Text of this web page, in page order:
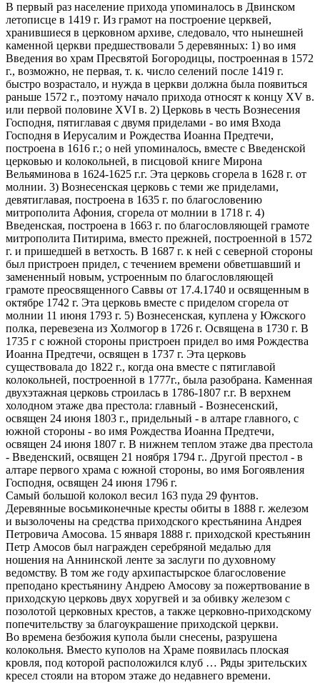
В первый раз население прихода упоминалось в Двинском
летописце в 1419 г. Из грамот на построение церквей,
хранившиеся в церковном архиве, следовало, что нынешней
каменной церкви предшествовали 5 деревянных: 1) во имя
Введения во храм Пресвятой Богородицы, построенная в 1572
г., возможно, не первая, т. к. число селений после 1419 г.
быстро возрастало, и нужда в церкви должна была появиться
раньше 1572 г., поэтому начало прихода относят к концу XV в.
или первой половине XVI в. 2) Церковь в честь Вознесения
Господня, пятиглавая с двумя приделами - во имя Входа
Господня в Иерусалим и Рождества Иоанна Предтечи,
построена в 1616 г.; о ней упоминалось, вместе с Введенской
церковью и колокольней, в писцовой книге Мирона
Вельяминова в 1624-1625 г.г. Эта церковь сгорела в 1628 г. от
молнии. 3) Вознесенская церковь с теми же приделами,
девятиглавая, построена в 1635 г. по благословению
митрополита Афония, сгорела от молнии в 1718 г. 4)
Введенская, построена в 1663 г. по благословляющей грамоте
митрополита Питирима, вместо прежней, построенной в 1572
г. и пришедшей в ветхость. В 1687 г. к ней с северной стороны
был пристроен придел, с течением времени обветшавший и
замененный новым, устроенным по благословляющей
грамоте преосвященного Саввы от 17.4.1740 и освященным в
октябре 1742 г. Эта церковь вместе с приделом сгорела от
молнии 11 июня 1793 г. 5) Вознесенская, куплена у Южского
полка, перевезена из Холмогор в 1726 г. Освящена в 1730 г. В
1735 г с южной стороны пристроен придел во имя Рождества
Иоанна Предтечи, освящен в 1737 г. Эта церковь
существовала до 1822 г., когда она вместе с пятиглавой
колокольней, построенной в 1777г., была разобрана. Каменная
двухэтажная церковь строилась в 1786-1807 г.г. В верхнем
холодном этаже два престола: главный - Вознесенский,
освящен 24 июня 1803 г., придельный - в алтаре главного, с
южной стороны - во имя Рождества Иоанна Предтечи,
освящен 24 июня 1807 г. В нижнем теплом этаже два престола
- Введенский, освящен 21 ноября 1794 г.. Другой престол - в
алтаре первого храма с южной стороны, во имя Богоявления
Господня, освящен 24 июня 1796 г.
Самый большой колокол весил 163 пуда 29 фунтов.
Деревянные восьмиконечные кресты обиты в 1888 г. железом
и вызолочены на средства приходского крестьянина Андрея
Петровича Амосова. 15 января 1888 г. приходской крестьянин
Петр Амосов был награжден серебряной медалью для
ношения на Аннинской ленте за заслуги по духовному
ведомству. В том же году архипастырское благословение
преподано крестьянину Андрею Амосову за пожертвование в
приходскую церковь двух хоругвей и за обивку железом с
позолотой церковных крестов, а также церковно-приходскому
попечительству за благоукрашение приходской церкви.
Во времена безбожия купола были снесены, разрушена
колокольня. Вместо куполов на Храме появилась плоская
кровля, под которой расположился клуб … Ряды зрительских
кресел стояли на втором этаже до недавнего времени.